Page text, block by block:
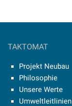
TAKTOMAT
Projekt Neubau
Philosophie
Unsere Werte
Umweltleitlinien